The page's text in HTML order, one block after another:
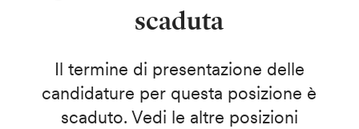
scaduta
Il termine di presentazione delle
candidature per questa posizione è
scaduto. Vedi le altre posizioni